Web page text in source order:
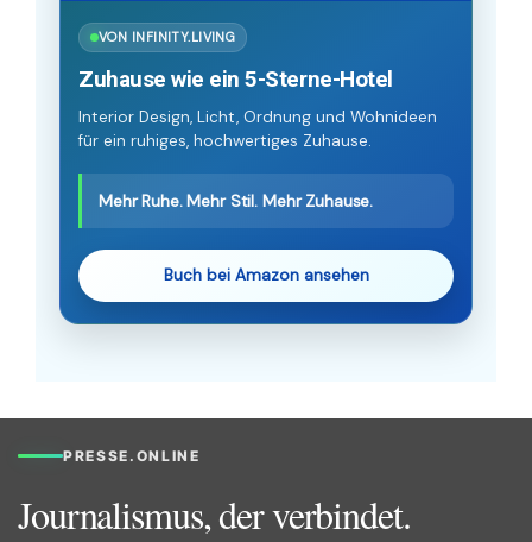
VON INFINITY.LIVING
Zuhause wie ein 5-Sterne-Hotel
Interior Design, Licht, Ordnung und Wohnideen
für ein ruhiges, hochwertiges Zuhause.
Mehr Ruhe. Mehr Stil. Mehr Zuhause.
Buch bei Amazon ansehen
PRESSE.ONLINE
Journalismus, der verbindet.